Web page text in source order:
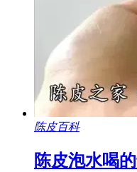
陈皮百科
陈皮泡水喝